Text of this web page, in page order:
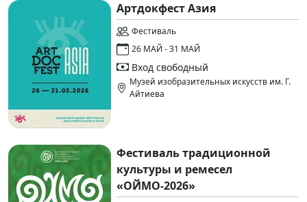
Артдокфест Азия
Фестиваль
26 МАЙ - 31 МАЙ
Вход свободный
Музей изобразительных искусств им. Г.
Айтиева
Фестиваль традиционной
культуры и ремесел
«ОЙМО-2026»